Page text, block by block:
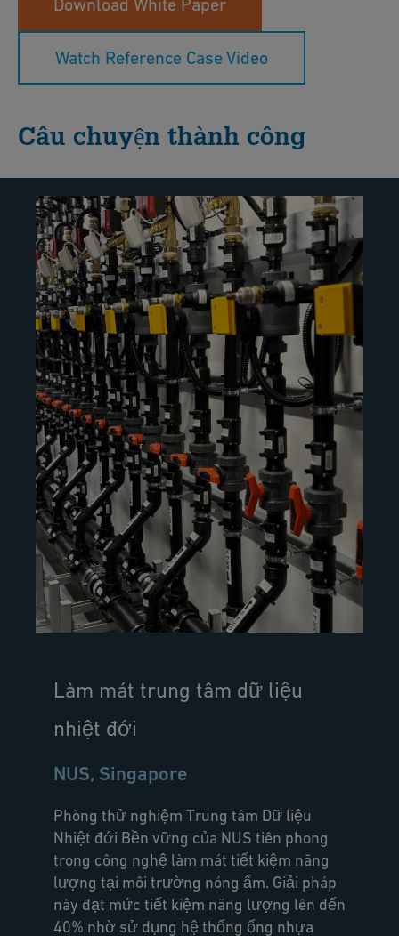
Download White Paper
Watch Reference Case Video
Câu chuyện thành công
Làm mát trung tâm dữ liệu
nhiệt đới
NUS, Singapore
Phòng thử nghiệm Trung tâm Dữ liệu
Nhiệt đới Bền vững của NUS tiên phong
trong công nghệ làm mát tiết kiệm năng
lượng tại môi trường nóng ẩm. Giải pháp
này đạt mức tiết kiệm năng lượng lên đến
40% nhờ sử dụng hệ thống ống nhựa